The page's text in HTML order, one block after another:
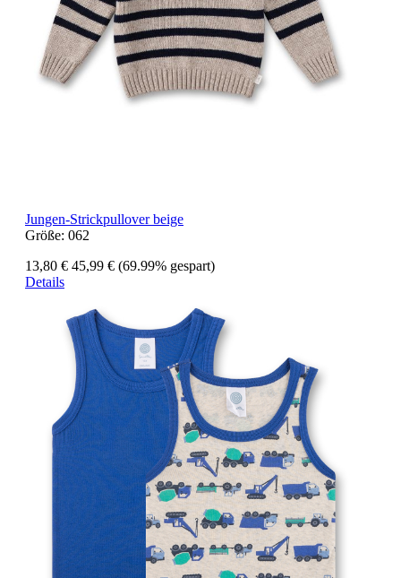
Jungen-Strickpullover beige
Größe: 062
13,80 € 45,99 € (69.99% gespart)
Details